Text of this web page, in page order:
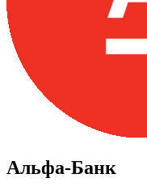
Альфа-Банк